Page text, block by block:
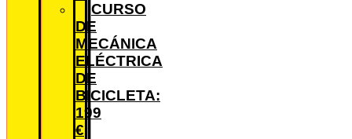
CURSO
DE
MECÁNICA
ELÉCTRICA
DE
BICICLETA:
199
€